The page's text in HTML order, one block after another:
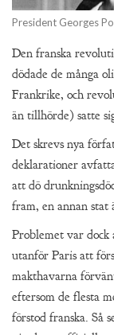
President Georges
Den franska
dödade de många
Frankrike, och
än tillhörde) satte
Det skrevs nya
deklarationer
att dö
fram, en annan stat
Problemet var
utanför Paris att
makthavarna
eftersom de flesta
förstod franska. Så